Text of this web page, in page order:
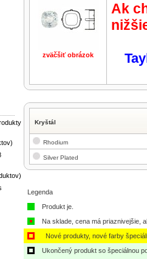
zväčšiť obrázok
Ak
Kryštál
Rhodium
Silver Plated
Legenda
Produkt je.
Na sklade, cena má priaznivejšie,
Nové produkty, nové farby
Ukončený produkt so špeciálnou